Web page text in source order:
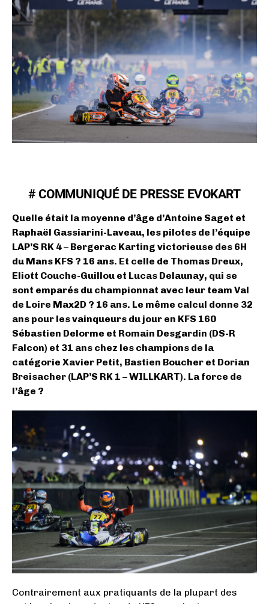
# COMMUNIQUÉ DE PRESSE EVOKART
Quelle était la moyenne d’âge d’Antoine Saget et
Raphaël Gassiarini-Laveau, les pilotes de l’équipe
LAP’S RK 4 – Bergerac Karting victorieuse des 6H
du Mans KFS ? 16 ans. Et celle de Thomas Dreux,
Eliott Couche-Guillou et Lucas Delaunay, qui se
sont emparés du championnat avec leur team Val
de Loire Max2D ? 16 ans. Le même calcul donne 32
ans pour les vainqueurs du jour en KFS 160
Sébastien Delorme et Romain Desgardin (DS-R
Falcon) et 31 ans chez les champions de la
catégorie Xavier Petit, Bastien Boucher et Dorian
Breisacher (LAP’S RK 1 – WILLKART). La force de
l’âge ?
Contrairement aux pratiquants de la plupart des